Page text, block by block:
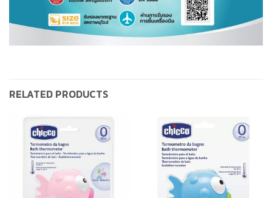
RELATED PRODUCTS